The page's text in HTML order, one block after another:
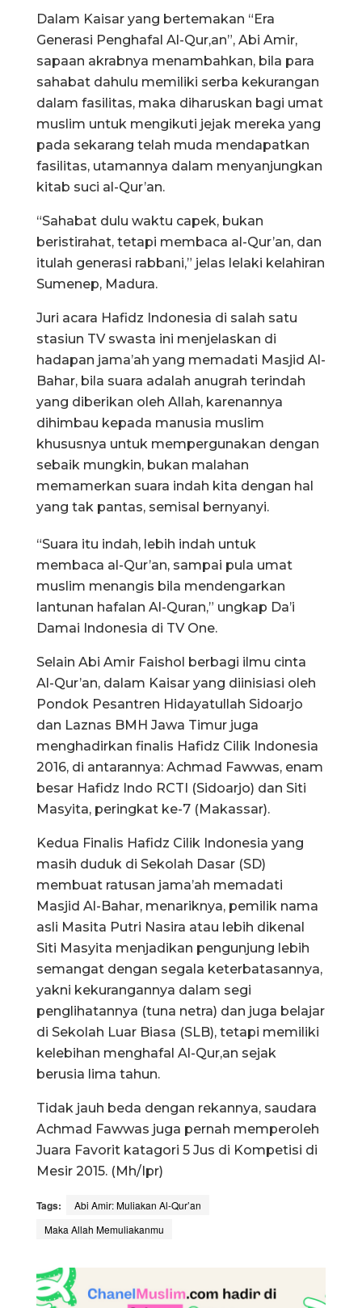
Dalam Kaisar yang bertemakan “Era
Generasi Penghafal Al-Qur,an”, Abi Amir,
sapaan akrabnya menambahkan, bila para
sahabat dahulu memiliki serba kekurangan
dalam fasilitas, maka diharuskan bagi umat
muslim untuk mengikuti jejak mereka yang
pada sekarang telah muda mendapatkan
fasilitas, utamannya dalam menyanjungkan
kitab suci al-Qur’an.
“Sahabat dulu waktu capek, bukan
beristirahat, tetapi membaca al-Qur’an, dan
itulah generasi rabbani,” jelas lelaki kelahiran
Sumenep, Madura.
Juri acara Hafidz Indonesia di salah satu
stasiun TV swasta ini menjelaskan di
hadapan jama’ah yang memadati Masjid Al-
Bahar, bila suara adalah anugrah terindah
yang diberikan oleh Allah, karenannya
dihimbau kepada manusia muslim
khususnya untuk mempergunakan dengan
sebaik mungkin, bukan malahan
memamerkan suara indah kita dengan hal
yang tak pantas, semisal bernyanyi.
“Suara itu indah, lebih indah untuk
membaca al-Qur’an, sampai pula umat
muslim menangis bila mendengarkan
lantunan hafalan Al-Quran,” ungkap Da’i
Damai Indonesia di TV One.
Selain Abi Amir Faishol berbagi ilmu cinta
Al-Qur’an, dalam Kaisar yang diinisiasi oleh
Pondok Pesantren Hidayatullah Sidoarjo
dan Laznas BMH Jawa Timur juga
menghadirkan finalis Hafidz Cilik Indonesia
2016, di antarannya: Achmad Fawwas, enam
besar Hafidz Indo RCTI (Sidoarjo) dan Siti
Masyita, peringkat ke-7 (Makassar).
Kedua Finalis Hafidz Cilik Indonesia yang
masih duduk di Sekolah Dasar (SD)
membuat ratusan jama’ah memadati
Masjid Al-Bahar, menariknya, pemilik nama
asli Masita Putri Nasira atau lebih dikenal
Siti Masyita menjadikan pengunjung lebih
semangat dengan segala keterbatasannya,
yakni kekurangannya dalam segi
penglihatannya (tuna netra) dan juga belajar
di Sekolah Luar Biasa (SLB), tetapi memiliki
kelebihan menghafal Al-Qur,an sejak
berusia lima tahun.
Tidak jauh beda dengan rekannya, saudara
Achmad Fawwas juga pernah memperoleh
Juara Favorit katagori 5 Jus di Kompetisi di
Mesir 2015. (Mh/Ipr)
Tags:
Abi Amir: Muliakan Al-Qur’an
Maka Allah Memuliakanmu